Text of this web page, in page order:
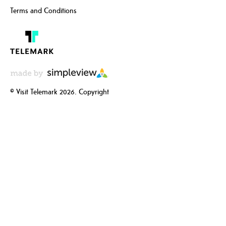
Terms and Conditions
© Visit Telemark 2026. Copyright